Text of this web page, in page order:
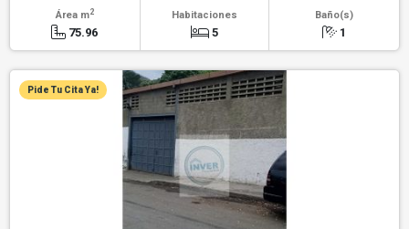
Área m2
75.96
Habitaciones
5
Baño(s)
1
Pide Tu Cita Ya!